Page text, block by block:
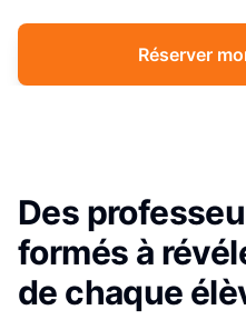
Réserver
Des
formés à
de chaque